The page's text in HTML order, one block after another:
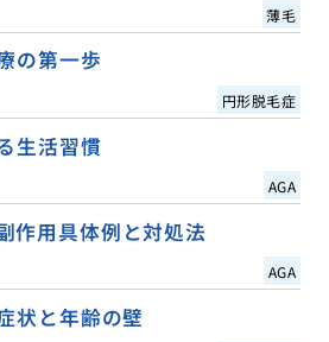
薄毛
の第一歩
円形脱毛症
生活習慣
AGA
作用具体例と対処法
AGA
状と年齢の壁